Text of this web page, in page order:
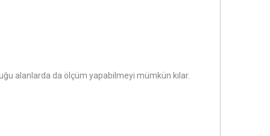
alanlarda da ölçüm yapabilmeyi mümkün kılar.